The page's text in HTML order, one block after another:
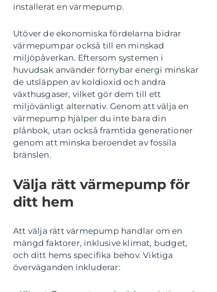
installerat en värmepump.
Utöver de ekonomiska fördelarna bidrar
värmepumpar också till en minskad
miljöpåverkan. Eftersom systemen i
huvudsak använder förnybar energi minskar
de utsläppen av koldioxid och andra
växthusgaser, vilket gör dem till ett
miljövänligt alternativ. Genom att välja en
värmepump hjälper du inte bara din
plånbok, utan också framtida generationer
genom att minska beroendet av fossila
bränslen.
Välja rätt värmepump för
ditt hem
Att välja rätt värmepump handlar om en
mängd faktorer, inklusive klimat, budget,
och ditt hems specifika behov. Viktiga
överväganden inkluderar: